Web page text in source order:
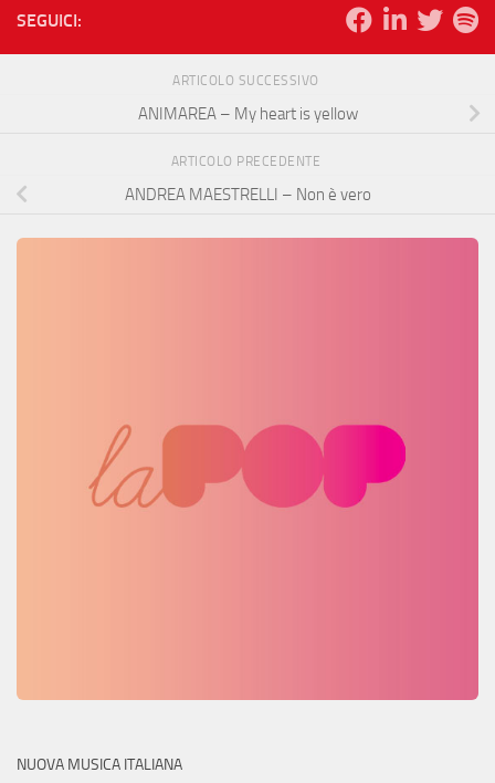
SEGUICI:
ARTICOLO SUCCESSIVO
ANIMAREA – My heart is yellow
ARTICOLO PRECEDENTE
ANDREA MAESTRELLI – Non è vero
NUOVA MUSICA ITALIANA